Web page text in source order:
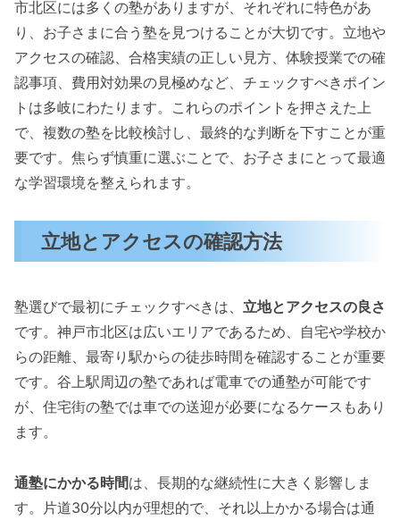
市北区には多くの塾がありますが、それぞれに特色があ
り、お子さまに合う塾を見つけることが大切です。立地や
アクセスの確認、合格実績の正しい見方、体験授業での確
認事項、費用対効果の見極めなど、チェックすべきポイン
トは多岐にわたります。これらのポイントを押さえた上
で、複数の塾を比較検討し、最終的な判断を下すことが重
要です。焦らず慎重に選ぶことで、お子さまにとって最適
な学習環境を整えられます。
立地とアクセスの確認方法
塾選びで最初にチェックすべきは、 立地とアクセスの良さ
です。神戸市北区は広いエリアであるため、自宅や学校か
らの距離、最寄り駅からの徒歩時間を確認することが重要
です。谷上駅周辺の塾であれば電車での通塾が可能です
が、住宅街の塾では車での送迎が必要になるケースもあり
ます。
通塾にかかる時間は、長期的な継続性に大きく影響しま
す。片道30分以内が理想的で、それ以上かかる場合は通